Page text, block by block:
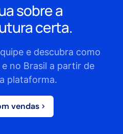
sobre a
certa.
e descubra como
no Brasil a partir de
plataforma.
vendas